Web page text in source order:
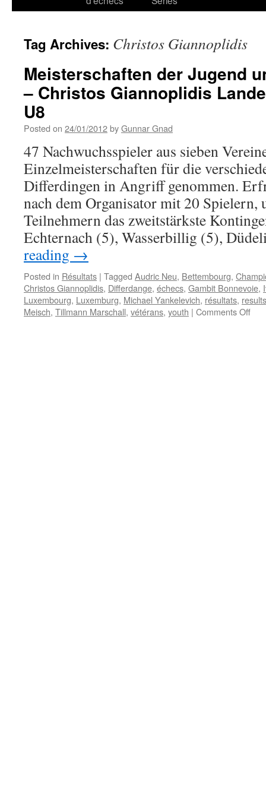
Tag Archives: Christos Giannoplidis
Meisterschaften der Jugend
– Christos Giannoplidis
U8
Posted on 24/01/2012byGunnar Gnad
47 Nachwuchsspieler aus sieben
Einzelmeisterschaften für die
Differdingen in Angriff genommen.
nach dem Organisator mit 20 Spielern,
Teilnehmern das zweitstärkste
Echternach (5), Wasserbillig (5),
reading →
Posted in Résultats | Tagged Audric Neu, Bettembourg,
Christos Giannoplidis, Differdange, échecs, Gambit Bonnevoie,
Luxembourg, Luxemburg, Michael Yankelevich, résultats, results
Meisch, Tillmann Marschall, vétérans, youth | Comments Offon